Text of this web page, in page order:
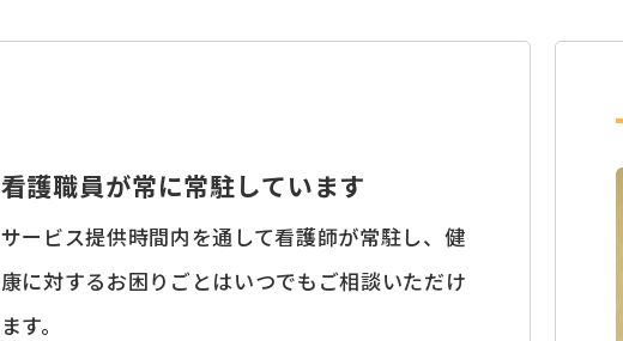
看護職員が常に常駐しています
サービス提供時間内を通して看護師が常駐し、健
康に対するお困りごとはいつでもご相談いただけ
ます。